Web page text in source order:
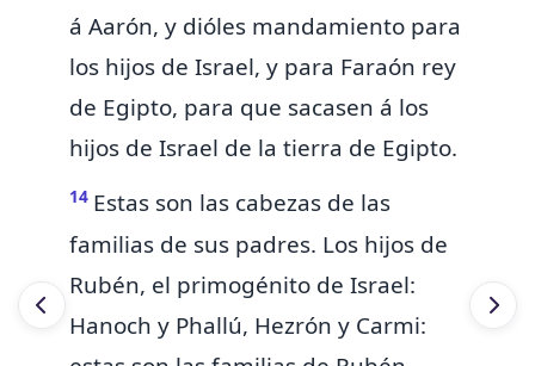
á Aarón, y dióles mandamiento para
los hijos de Israel, y para Faraón rey
de Egipto, para que sacasen á los
hijos de Israel de la tierra de Egipto.
14 Estas son las cabezas de las
familias de sus padres. Los hijos de
Rubén, el primogénito de Israel:
Hanoch y Phallú, Hezrón y Carmi: